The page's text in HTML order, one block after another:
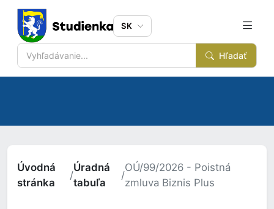
Hľadať
SK
Úvodná
stránka
/
Úradná
tabuľa
/
OÚ/99/2026 - Poistná
zmluva Biznis Plus